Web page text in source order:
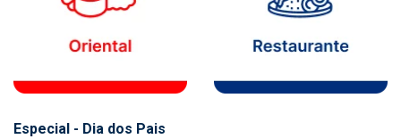
Especial - Dia dos Pais